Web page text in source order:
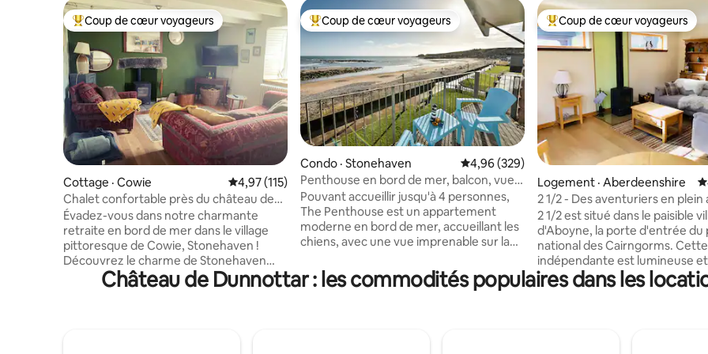
Coup de cœur voyageurs parmi les plus aimés
Coup de cœur voyageurs
Cottage · Cowie Note moyenne de 4,97 sur 5, 115 commentaires
4,97 (115)
Chalet confortable près du château de
Dunnottar – Les chiens sont les
bienvenus
Évadez-vous dans notre charmante
retraite en bord de mer dans le village
pittoresque de Cowie, Stonehaven !
Découvrez le charme de Stonehaven
avec son château historique de
Dunnottar, son port animé et ses
Coup de cœur voyageurs parmi les plus aimés
Coup de cœur voyageurs
Condo · Stonehaven Note moyenne de 4,96 sur 5, 329
4,96 (329)
Penthouse en bord de mer, balcon, vue
sur la mer, chiens acceptés
Pouvant accueillir jusqu'à 4 personnes,
The Penthouse est un appartement
moderne en bord de mer, accueillant les
chiens, avec une vue imprenable sur la
plafonds voûtés avec poutres
apparentes et d'un mur de verre
Coup de cœur voyageurs
Coup de cœur voyageurs
Logement · Aberdeenshire
2 1/2 - Des aventuriers en plein
invités de mariage
2 1/2 est situé dans le paisible
d'Aboyne, la porte d'entrée du
national des Cairngorms.
indépendante est lumineuse et
accueillante, dispose d'un
d'un feu de bois, d'un espace
Nous proposons une station de
Château de Dunnottar : les commodités populaires dans les